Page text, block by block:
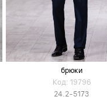
брюки
Код: 19796
24.2-5173